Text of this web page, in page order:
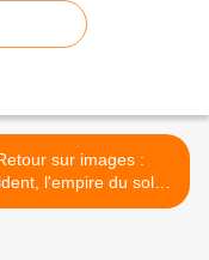
sur images :
l'empire du soleil
? (dossier en